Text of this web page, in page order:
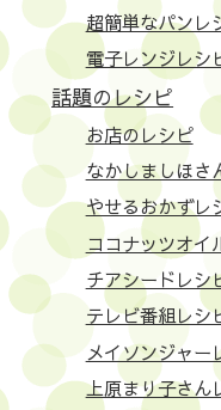
超簡単なパンレ
電子レンジレシ
話題のレシピ
お店のレシピ
なかしましほさ
やせるおかずレ
ココナッツオイ
チアシードレシ
テレビ番組レシ
メイソンジャー
上原まり子さん